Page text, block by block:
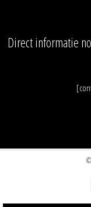
Direct informatie